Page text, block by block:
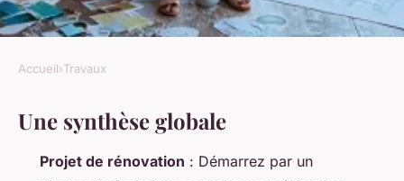
Top 5 conseils pour rénover
efficacement votre
Accueil›Travaux
Une synthèse globale
Projet de rénovation : Démarrez par un